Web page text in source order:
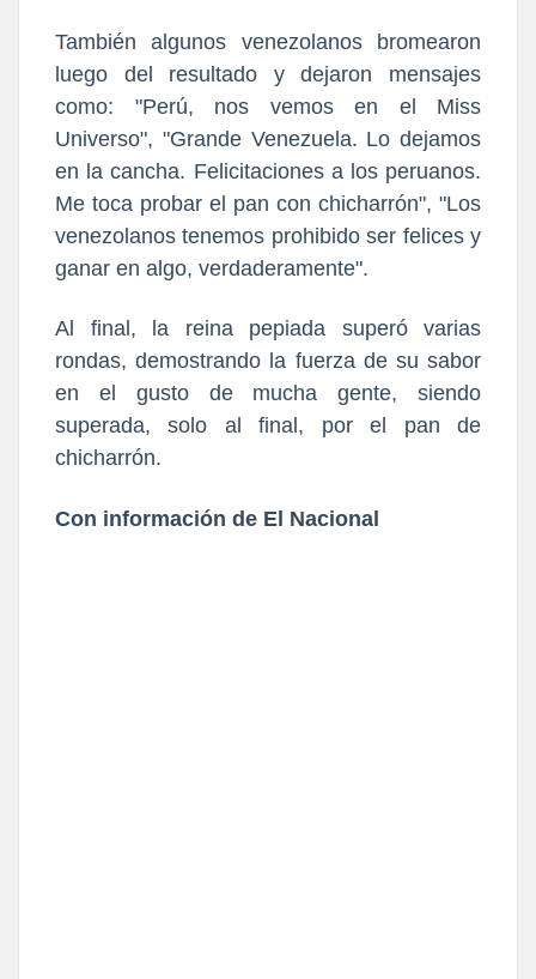
También algunos venezolanos bromearon
luego del resultado y dejaron mensajes
como: "Perú, nos vemos en el Miss
Universo", "Grande Venezuela. Lo dejamos
en la cancha. Felicitaciones a los peruanos.
Me toca probar el pan con chicharrón", "Los
venezolanos tenemos prohibido ser felices y
ganar en algo, verdaderamente".
Al final, la reina pepiada superó varias
rondas, demostrando la fuerza de su sabor
en el gusto de mucha gente, siendo
superada, solo al final, por el pan de
chicharrón.
Con información de El Nacional